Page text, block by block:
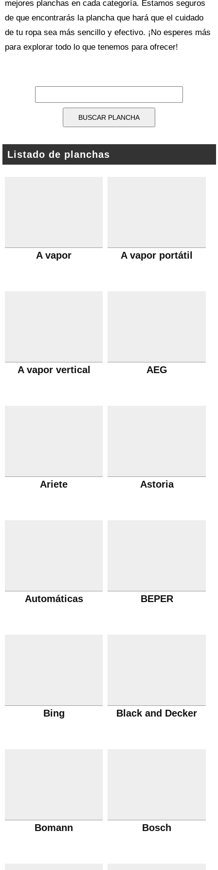
mejores planchas en cada categoría. Estamos seguros
de que encontrarás la plancha que hará que el cuidado
de tu ropa sea más sencillo y efectivo. ¡No esperes más
para explorar todo lo que tenemos para ofrecer!
Listado de planchas
A vapor A vapor portátil
A vapor vertical AEG
Ariete Astoria
Automáticas BEPER
Bing Black and Decker
Bomann Bosch